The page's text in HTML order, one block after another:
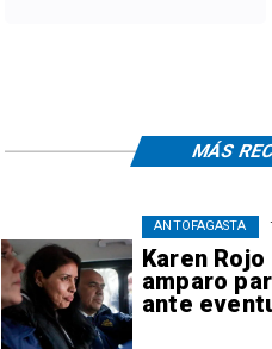
Karen
amparo
ante
ANTOFAGASTA
MÁS